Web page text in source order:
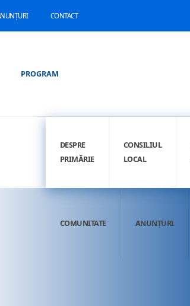
CONTACT
PROGRAM
DESPRE
PRIMĂRIE
CONSILIUL
LOCAL
COMUNITATE ANUNȚURI